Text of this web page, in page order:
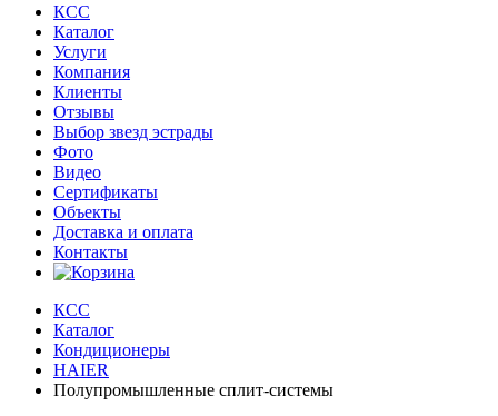
КСС
Каталог
Услуги
Компания
Клиенты
Oтзывы
Выбор звезд эстрады
Фото
Видео
Сертификаты
Объекты
Доставка и оплата
Контакты
КСС
Каталог
Кондиционеры
HAIER
Полупромышленные сплит-системы